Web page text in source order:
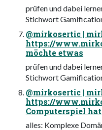
prüfen und dabei
Stichwort
@mirkosertic |
https://
möchte etwas
prüfen und dabei
Stichwort
@mirkosertic |
https://
Computerspiel hat
alles: Komplexe